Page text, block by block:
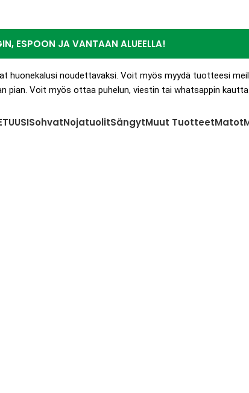
ESPOON JA VANTAAN ALUEELLA!
huonekalusi noudettavaksi. Voit myös myydä tuotteesi
pian. Voit myös ottaa puhelun, viestin tai whatsappin
UUSISohvatNojatuolitSängytMuut TuotteetMatot